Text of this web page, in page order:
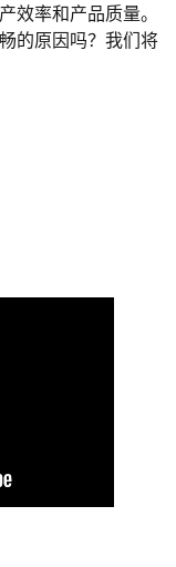
效率和产品质量。
的原因吗？我们将